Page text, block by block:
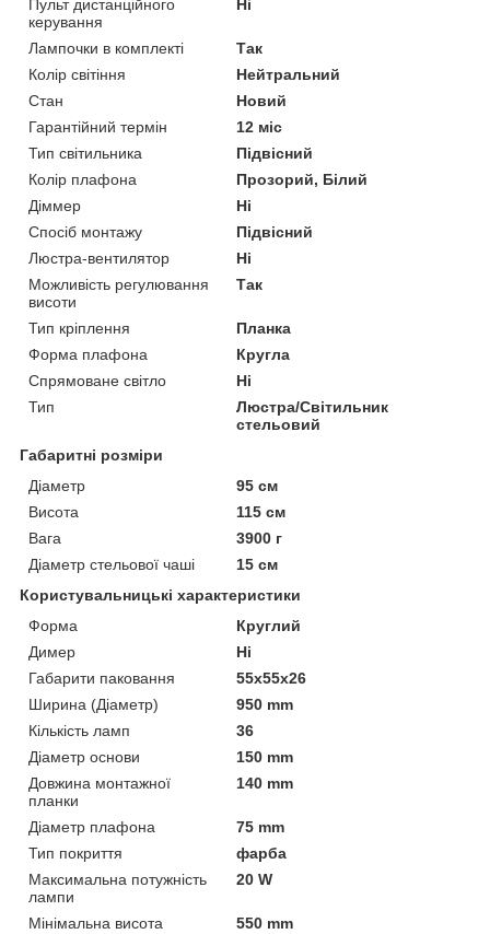
Пульт дистанційного
керування
Ні
Лампочки в комплекті
Так
Колір світіння
Нейтральний
Стан
Новий
Гарантійний термін
12 міс
Тип світильника
Підвісний
Колір плафона
Прозорий, Білий
Діммер
Ні
Спосіб монтажу
Підвісний
Люстра-вентилятор
Ні
Можливість регулювання
висоти
Так
Тип кріплення
Планка
Форма плафона
Кругла
Спрямоване світло
Ні
Тип
Люстра/Світильник
стельовий
Габаритні розміри
Діаметр
95 см
Висота
115 см
Вага
3900 г
Діаметр стельової чаші
15 см
Користувальницькі характеристики
Форма
Круглий
Димер
Ні
Габарити паковання
55x55x26
Ширина (Діаметр)
950 mm
Кількість ламп
36
Діаметр основи
150 mm
Довжина монтажної
планки
140 mm
Діаметр плафона
75 mm
Тип покриття
фарба
Максимальна потужність
лампи
20 W
Мінімальна висота
550 mm